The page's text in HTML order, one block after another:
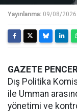
Yayınlanma: 09/08/2026
GAZETE
Dış Politika
ile Umman
yönetimi ve